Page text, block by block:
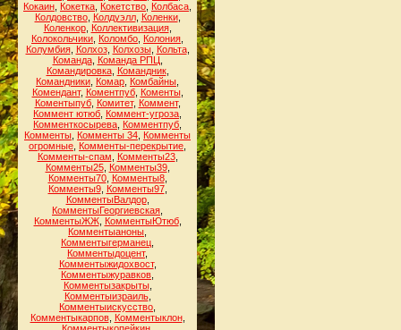
Кокаин Кокетка Кокетство Колбаса
Колдовство, Колдуэлл, Коленки,
Коленкор, Коллективизация,
Колокольчики Коломбо Колония
Колумбия, Колхоз, Колхозы, Кольта,
Команда, Команда РПЦ
Командировка, Командник,
Командники Комар Комбайны
Комендант, Коментпуб, Коменты,
Коментыпуб, Комитет, Коммент,
Коммент ютюб Коммент-угроза
Комменткосырева Комментпуб
Комменты Комменты 34 Комменты
огромные Комменты-перекрытие
Комменты-спам
Комменты23,
Комменты25, Комменты39,
Комменты70, Комменты8,
Комменты9, Комменты97,
КомментыВалдор,
КомментыГеоргиевская
КомментыЖЖ, КомментыЮтюб,
Комментыаноны
Комментыгерманец
Комментыдоцент,
Комментыжидохвост,
Комментыжуравков
Комментызакрыты,
Комментыизраиль,
Комментыискусство
Комментыкарпов, Комментыклон,